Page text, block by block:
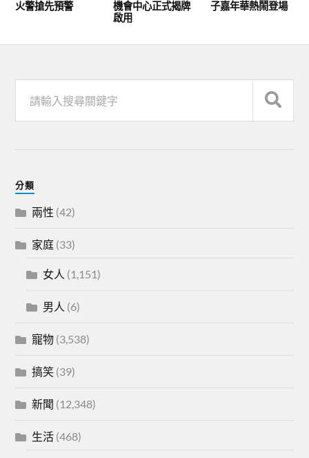
火警搶先預警
機會中心正式揭牌
啟用
子嘉年華熱鬧登場
分類
兩性 (42)
家庭 (33)
女人 (1,151)
男人 (6)
寵物 (3,538)
搞笑 (39)
新聞 (12,348)
生活 (468)